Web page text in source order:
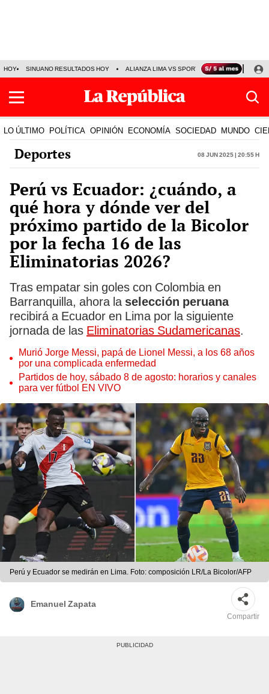
HOY SINUANO RESULTADOS HOY ALIANZA LIMA VS SPORT BOYS JORGE
LO ÚLTIMO POLÍTICA OPINIÓN ECONOMÍA SOCIEDAD MUNDO
Deportes 08 Jun 2025 | 20:55 h
Perú vs Ecuador: ¿cuándo, a
qué hora y dónde ver del
próximo partido de la Bicolor
por la fecha 16 de las
Eliminatorias 2026?
Tras empatar sin goles con Colombia en
Barranquilla, ahora la selección peruana
recibirá a Ecuador en Lima por la siguiente
jornada de las Eliminatorias Sudamericanas.
Murió Jorge Messi, papá de Lionel Messi, a los 68 años
por una complicada enfermedad
Partidos de hoy, sábado 8 de agosto: horarios y canales
para ver fútbol EN VIVO
Perú y Ecuador se medirán en Lima. Foto: composición LR/La Bicolor/AFP
Emanuel Zapata
Compartir